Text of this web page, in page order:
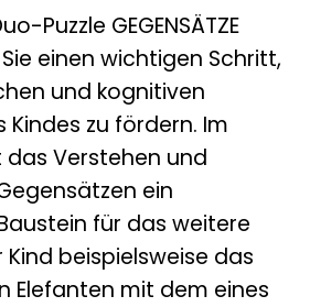
Puzzle GEGENSÄTZE
einen wichtigen Schritt,
und kognitiven
Kindes zu fördern. Im
Verstehen und
ein
für das weitere
Kind beispielsweise das
Elefanten mit dem eines